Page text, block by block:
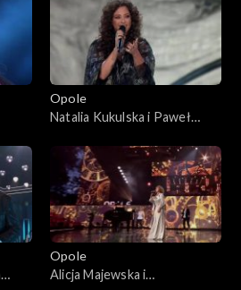
Koncert „Autobiografia.
Jubileusz Bogdana Olewicza”
Opole
Natalia Kukulska i Paweł
poproś do tańca”. 63. KFPP:
Koncert „Autobiografia.
Jubileusz Bogdana Olewicza”
Opole
Alicja Majewska i